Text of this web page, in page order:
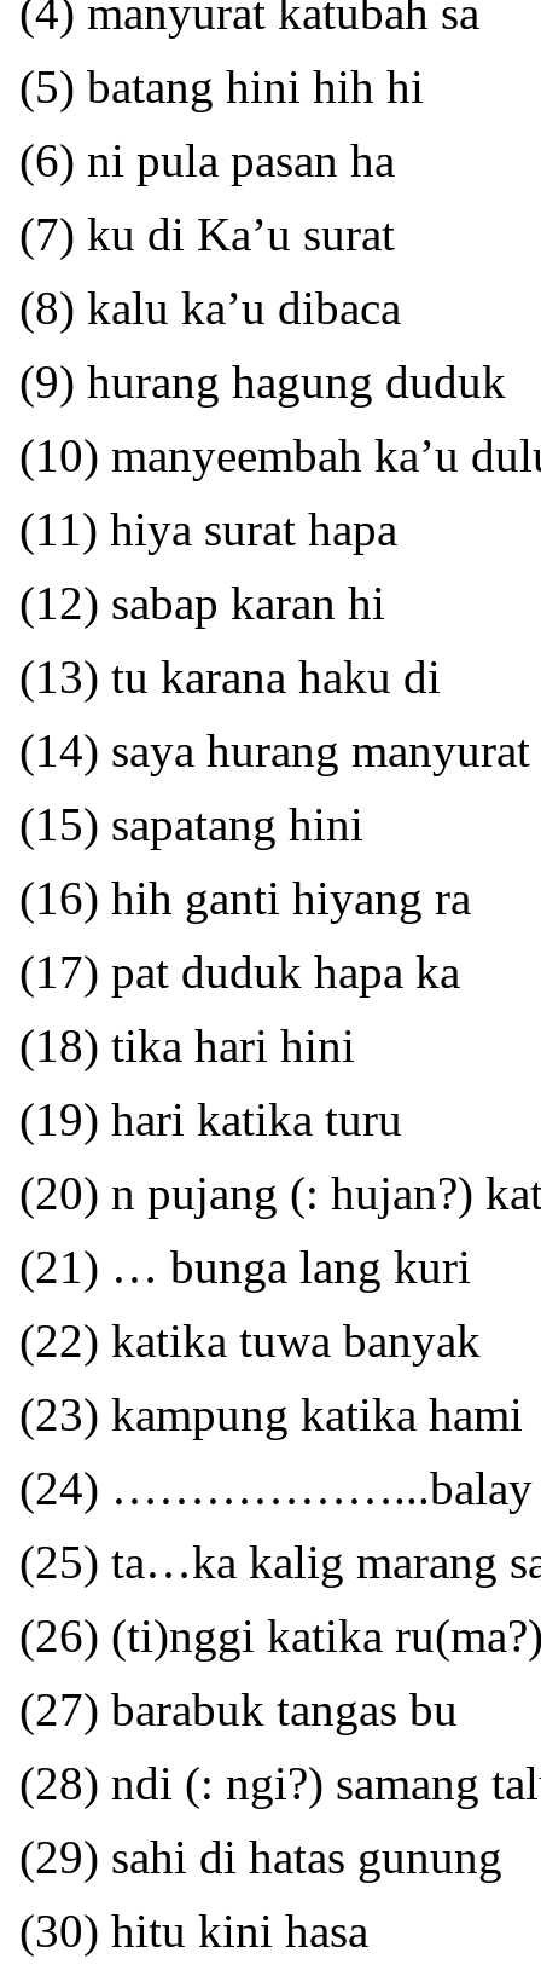
(4) manyurat katubah sa
(5) batang hini hih hi
(6) ni pula pasan ha
(7) ku di Ka’u surat
(8) kalu ka’u dibaca
(9) hurang hagung duduk
(10) manyeembah ka’u
(11) hiya surat hapa
(12) sabap karan hi
(13) tu karana haku di
(14) saya hurang manyurat
(15) sapatang hini
(16) hih ganti hiyang ra
(17) pat duduk hapa ka
(18) tika hari hini
(19) hari katika turu
(20) n pujang (: hujan?)
(21) … bunga lang kuri
(22) katika tuwa banyak
(23) kampung katika hami
(24)
(25) ta…ka kalig marang
(26) (ti)nggi katika
(27) barabuk tangas bu
(28) ndi (: ngi?) samang
(29) sahi di hatas gunung
(30) hitu kini hasa